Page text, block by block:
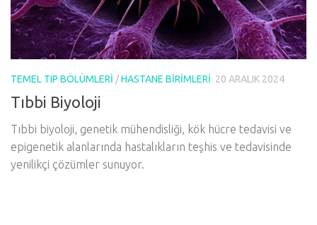
TEMEL TIP BÖLÜMLERI /HASTANE BIRIMLERI 20 ARALIK 2024
Tıbbi Biyoloji
Tıbbi biyoloji, genetik mühendisliği, kök hücre tedavisi ve
epigenetik alanlarında hastalıkların teşhis ve tedavisinde
yenilikçi çözümler sunuyor.